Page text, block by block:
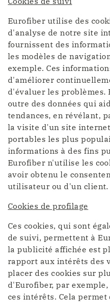
Eurofiber utilise des
d'analyse de notre site
fournissent des
les modèles de
exemple. Ces
d'améliorer
d'évaluer les problèmes.
outre des données qui
tendances, en révélant,
la visite d'un site
portables les plus
informations à des fins
Eurofiber n'utilise les
avoir obtenu le
utilisateur ou d'un client.
Cookies de profilage
Ces cookies, qui sont
de suivi, permettent à
la publicité affichée est
rapport aux intérêts des
placer des cookies sur
d'Eurofiber, par
ces intérêts. Cela